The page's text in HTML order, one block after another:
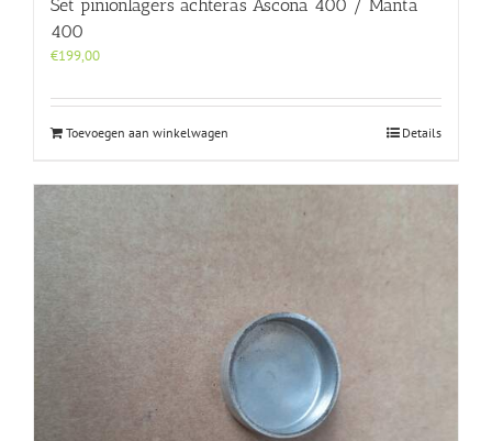
Set pinionlagers achteras Ascona 400 / Manta
400
€199,00
Toevoegen aan winkelwagen Details